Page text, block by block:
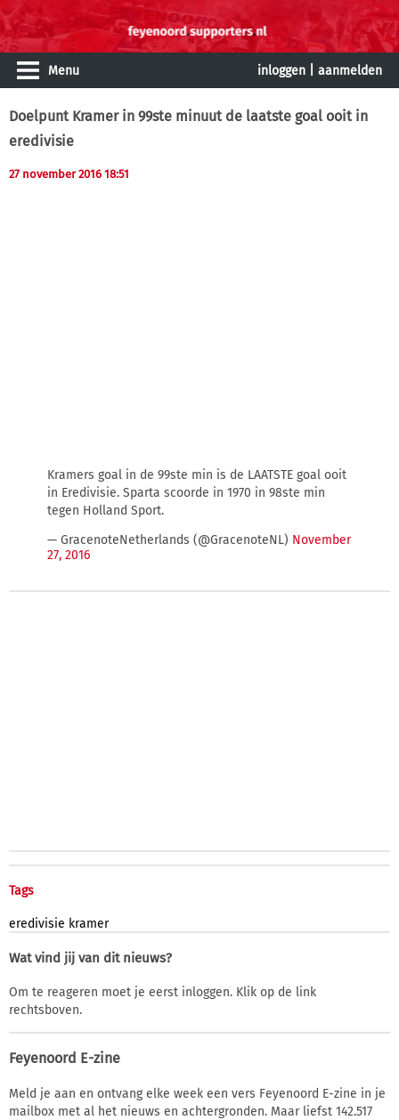
Menu inloggen aanmelden
Doelpunt Kramer in 99ste minuut de laatste goal ooit in
eredivisie
27 november 2016 18:51
Kramers goal in de 99ste min is de LAATSTE goal ooit
in Eredivisie. Sparta scoorde in 1970 in 98ste min
tegen Holland Sport.
— GracenoteNetherlands (@GracenoteNL) November
27, 2016
Tags
eredivisie kramer
Wat vind jij van dit nieuws?
Om te reageren moet je eerst inloggen. Klik op de link
rechtsboven.
Feyenoord E-zine
Meld je aan en ontvang elke week een vers Feyenoord E-zine in je
mailbox met al het nieuws en achtergronden. Maar liefst 142.517